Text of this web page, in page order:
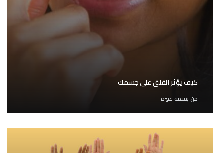
كيف يؤثر القلق على جسمك
من بسمة عنيزة